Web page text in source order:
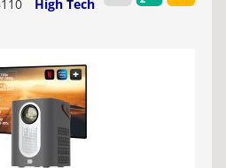
High Tech